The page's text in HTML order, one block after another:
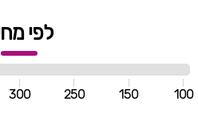
לפי
100
150
250
300